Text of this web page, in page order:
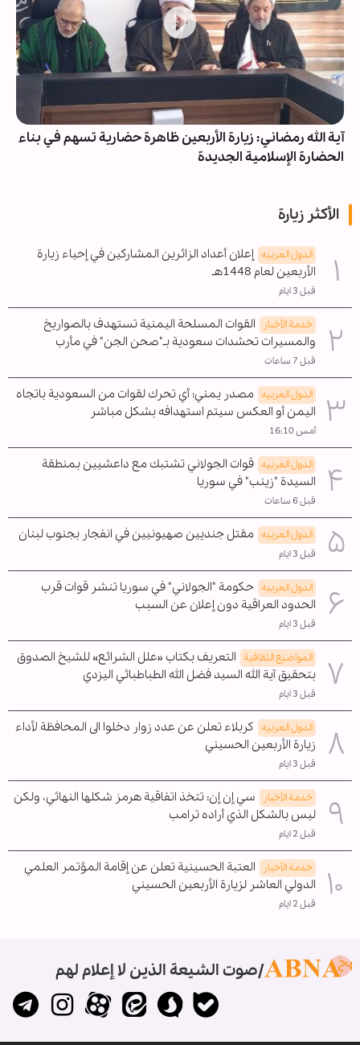
آية الله رمضاني: زيارة الأربعين ظاهرة حضارية تسهم في بناء
الحضارة الإسلامية الجديدة
الأكثر زيارة
الدول العربیه إعلان أعداد الزائرين المشاركين في إحياء زيارة
الأربعين لعام 1448هـ
قبل 3 ايام
خدمة الأخبار
القوات المسلحة اليمنية تستهدف بالصواريخ
والمسيرات تحشدات سعودية بـ"صحن الجن" في مأرب
قبل 7 ساعات
الدول العربیه مصدر يمني: أي تحرك لقوات من السعودية باتجاه
اليمن أو العكس سيتم استهدافه بشكل مباشر
أمس 16:10
الدول العربیه قوات الجولاني تشتبك مع داعشيين بمنطقة
السيدة "زينب" في سوريا
قبل 6 ساعات
الدول العربیه مقتل جنديين صهيونيين في انفجار بجنوب لبنان
قبل 3 ايام
الدول العربیه حكومة "الجولاني" في سوريا تنشر قوات قرب
الحدود العراقية دون إعلان عن السبب
قبل 3 ايام
المواضیع الثقافية التعريف بكتاب «علل الشرائع» للشيخ الصدوق
بتحقيق آية الله السيد فضل الله الطباطبائي اليزدي
قبل 3 ايام
الدول العربیه كربلاء تعلن عن عدد زوار دخلوا الى المحافظة لأداء
زيارة الأربعين الحسيني
قبل 3 ايام
خدمة الأخبار
سي إن إن: تتخذ اتفاقية هرمز شكلها النهائي، ولكن
ليس بالشكل الذي أراده ترامب
قبل 2 ايام
خدمة الأخبار
العتبة الحسينية تعلن عن إقامة المؤتمر العلمي
الدولي العاشر لزيارة الأربعين الحسيني
قبل 2 ايام
صوت الشيعة الذين لا إعلام لهم